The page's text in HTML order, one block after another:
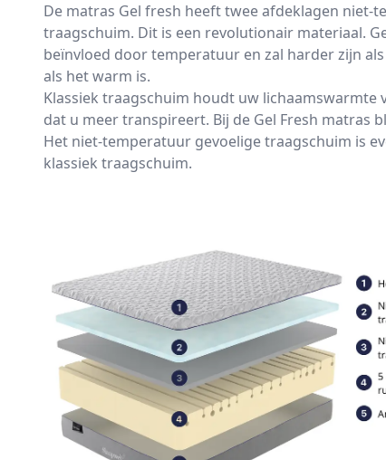
De matras Gel fresh heeft twee afdeklagen niet-
traagschuim. Dit is een revolutionair materiaal.
beïnvloed door temperatuur en zal harder zijn
als het warm is.
Klassiek traagschuim houdt uw lichaamswarmte
dat u meer transpireert. Bij de Gel Fresh matras
Het niet-temperatuur gevoelige traagschuim is
klassiek traagschuim.